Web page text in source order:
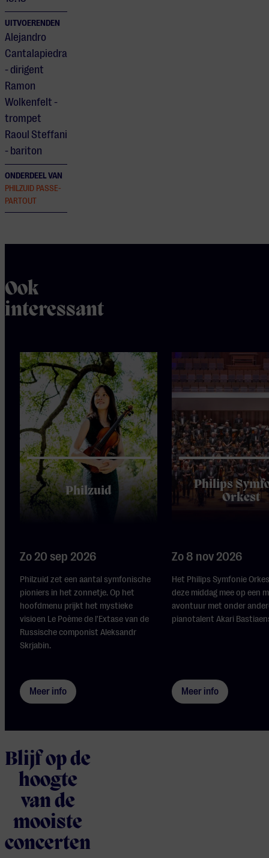
UITVOERENDEN
Alejandro
Cantalapiedra
- dirigent
Ramon
Wolkenfelt -
trompet
Raoul Steffani
- bariton
ONDERDEEL VAN
PHILZUID PASSE-
PARTOUT
Ook
interessant
Philzuid
Zo 20 sep 2026
Philzuid zet een aantal symfonische
pioniers in het zonnetje. Op het
hoofdmenu prijkt het mystieke
visioen Le Poème de l'Extase van de
Russische componist Aleksandr
Skrjabin.
Meer info
Philips
Orkest
Zo 8 nov 2026
Het Philips Symfonie
deze middag mee op een
avontuur met onder
pianotalent Akari
Meer info
Blijf op de
hoogte
van de
mooiste
concerten